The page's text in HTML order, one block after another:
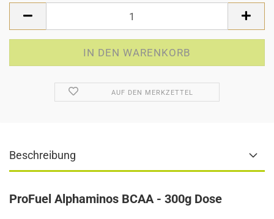
AUF DEN MERKZETTEL
Beschreibung
ProFuel Alphaminos BCAA - 300g Dose